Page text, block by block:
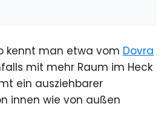
kennt man etwa vom Dovra
mit mehr Raum im Heck
ein ausziehbarer
innen wie von außen